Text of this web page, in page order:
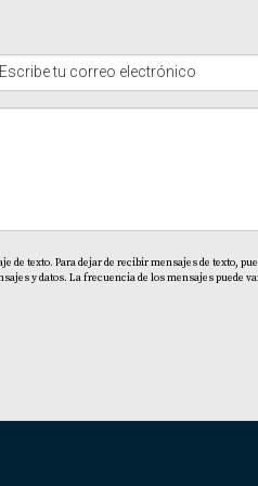
que todos los aspectos
texto. Para dejar de recibir mensajes de texto,
y datos. La frecuencia de los mensajes puede